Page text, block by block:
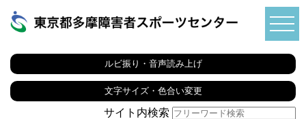
ルビ振り・音声読み上げ
文字サイズ・色合い変更
サイト内検索